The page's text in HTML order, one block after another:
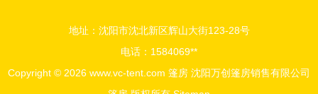
地址：沈阳市沈北新区辉山大街123-28号
电话：1584069**
Copyright © 2026 www.vc-tent.com 篷房 沈阳万创篷房销售有限公司